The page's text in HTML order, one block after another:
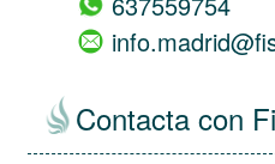
Contacta con